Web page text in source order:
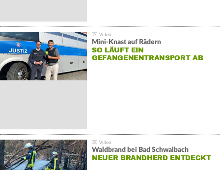
Mini-Knast auf Rädern
SO LÄUFT EIN
GEFANGENENTRANSPORT AB
Waldbrand bei Bad Schwalbach
NEUER BRANDHERD ENTDECKT